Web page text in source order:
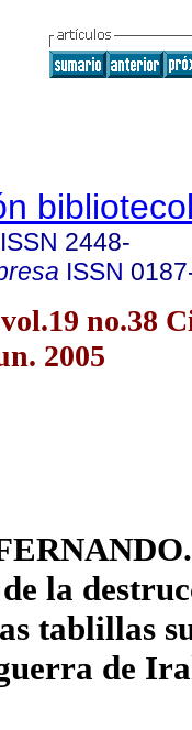
ISSN 2448-
ISSN
no.38
2005
la
tablillas
de